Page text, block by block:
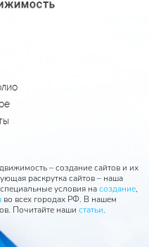
– создание сайтов и их
раскрутка сайтов – наша
условия насоздание,
во всех городах РФ. В нашем
Почитайте наши статьи.